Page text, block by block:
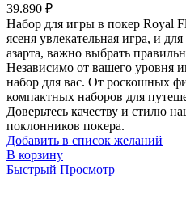
39.890 ₽
Набор для игры в покер Royal
ясеня увлекательная игра, и
азарта, важно выбрать
Независимо от вашего уровня
набор для вас. От роскошных
компактных наборов для
Доверьтесь качеству и стилю
поклонников покера.
Добавить в список желаний
В корзину
Быстрый Просмотр